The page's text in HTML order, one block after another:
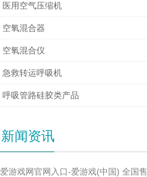
医用空气压缩机
空氧混合器
空氧混合仪
急救转运呼吸机
呼吸管路硅胶类产品
新闻资讯
爱游戏网官网入口-爱游戏(中国) 全国售